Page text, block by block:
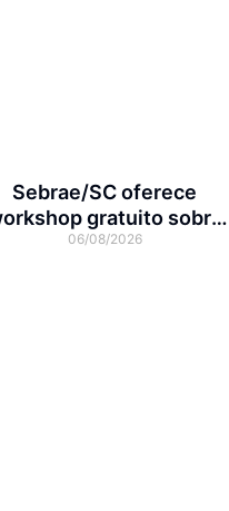
Sebrae/SC oferece
gratuito sobre
franquias em Joinville
06/08/2026